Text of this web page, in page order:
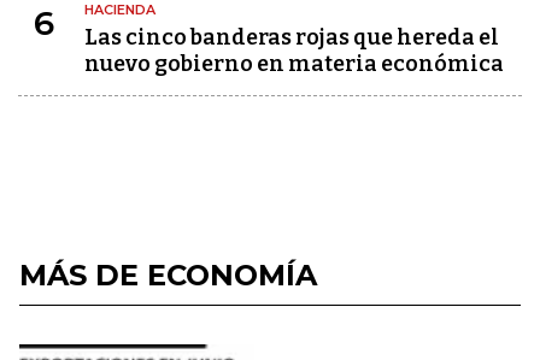
6 HACIENDA
Las cinco banderas rojas que hereda el
nuevo gobierno en materia económica
MÁS DE ECONOMÍA